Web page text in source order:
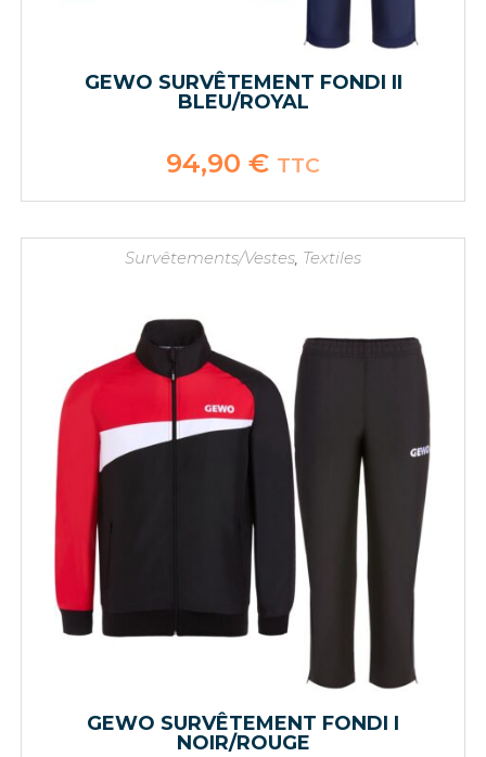
GEWO SURVÊTEMENT FONDI II
BLEU/ROYAL
94,90 € TTC
Survêtements/Vestes Textiles
GEWO SURVÊTEMENT FONDI I
NOIR/ROUGE